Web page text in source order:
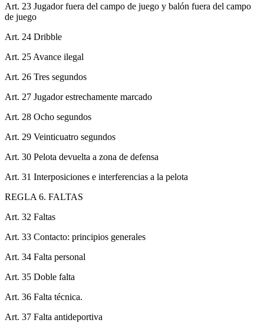
Art. 23 Jugador fuera del campo de juego y balón fuera del campo
de juego
Art. 24 Dribble
Art. 25 Avance ilegal
Art. 26 Tres segundos
Art. 27 Jugador estrechamente marcado
Art. 28 Ocho segundos
Art. 29 Veinticuatro segundos
Art. 30 Pelota devuelta a zona de defensa
Art. 31 Interposiciones e interferencias a la pelota
REGLA 6. FALTAS
Art. 32 Faltas
Art. 33 Contacto: principios generales
Art. 34 Falta personal
Art. 35 Doble falta
Art. 36 Falta técnica.
Art. 37 Falta antideportiva